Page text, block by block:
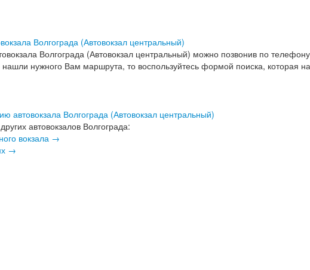
Волгограда (Автовокзал центральный)
Волгограда (Автовокзал центральный) можно позвонив по
нужного Вам маршрута, то воспользуйтесь формой поиска, которая
автовокзала Волгограда (Автовокзал центральный)
автовокзалов Волгограда:
вокзала →
→